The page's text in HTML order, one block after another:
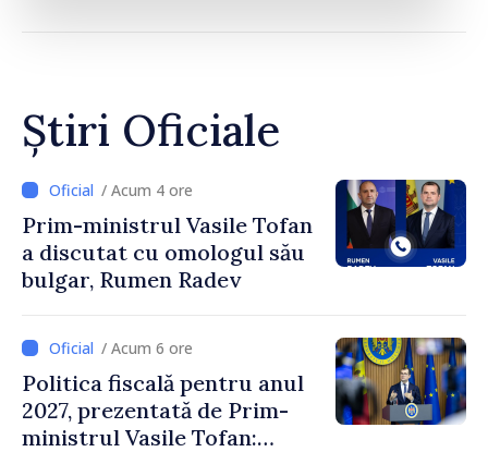
Știri Oficiale
/ Acum 4 ore
Prim-ministrul Vasile Tofan
a discutat cu omologul său
bulgar, Rumen Radev
/ Acum 6 ore
Politica fiscală pentru anul
2027, prezentată de Prim-
ministrul Vasile Tofan: